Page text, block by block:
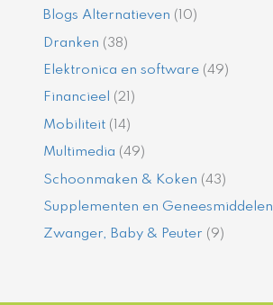
Blogs Alternatieven (10)
Dranken (38)
Elektronica en software (49)
Financieel (21)
Mobiliteit (14)
Multimedia (49)
Schoonmaken & Koken (43)
Supplementen en Geneesmiddelen
Zwanger, Baby & Peuter (9)